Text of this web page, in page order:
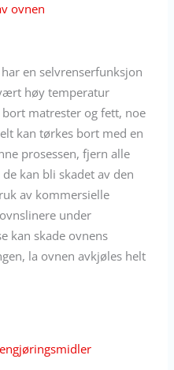
ovnen
en selvrenserfunksjon
høy temperatur
matrester og fett, noe
kan tørkes bort med en
prosessen, fjern alle
kan bli skadet av den
av kommersielle
under
kan skade ovnens
la ovnen avkjøles helt